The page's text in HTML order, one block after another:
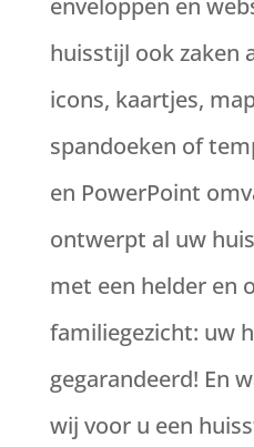
enveloppen en
huisstijl ook zaken
icons, kaartjes,
spandoeken of
en PowerPoint
ontwerpt al uw
met een helder en
familiegezicht: uw
gegarandeerd! En
wij voor u een